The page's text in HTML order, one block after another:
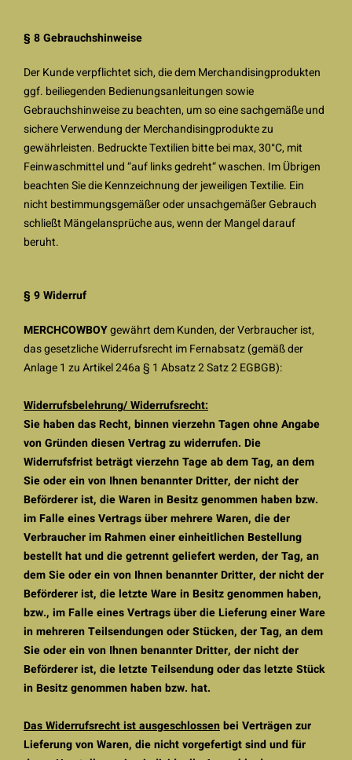
§ 8 Gebrauchshinweise
Der Kunde verpflichtet sich, die dem Merchandisingprodukten
ggf. beiliegenden Bedienungsanleitungen sowie
Gebrauchshinweise zu beachten, um so eine sachgemäße und
sichere Verwendung der Merchandisingprodukte zu
gewährleisten. Bedruckte Textilien bitte bei max, 30°C, mit
Feinwaschmittel und “auf links gedreht“ waschen. Im Übrigen
beachten Sie die Kennzeichnung der jeweiligen Textilie. Ein
nicht bestimmungsgemäßer oder unsachgemäßer Gebrauch
schließt Mängelansprüche aus, wenn der Mangel darauf
beruht.
§ 9 Widerruf
MERCHCOWBOYgewährt dem Kunden, der Verbraucher ist,
das gesetzliche Widerrufsrecht im Fernabsatz (gemäß der
Anlage 1 zu Artikel 246a § 1 Absatz 2 Satz 2 EGBGB):
Widerrufsbelehrung/ Widerrufsrecht:
Sie haben das Recht, binnen vierzehn Tagen ohne Angabe
von Gründen diesen Vertrag zu widerrufen. Die
Widerrufsfrist beträgt vierzehn Tage ab dem Tag, an dem
Sie oder ein von Ihnen benannter Dritter, der nicht der
Beförderer ist, die Waren in Besitz genommen haben bzw.
im Falle eines Vertrags über mehrere Waren, die der
Verbraucher im Rahmen einer einheitlichen Bestellung
bestellt hat und die getrennt geliefert werden, der Tag, an
dem Sie oder ein von Ihnen benannter Dritter, der nicht der
Beförderer ist, die letzte Ware in Besitz genommen haben,
bzw., im Falle eines Vertrags über die Lieferung einer Ware
in mehreren Teilsendungen oder Stücken, der Tag, an dem
Sie oder ein von Ihnen benannter Dritter, der nicht der
Beförderer ist, die letzte Teilsendung oder das letzte Stück
in Besitz genommen haben bzw. hat.
Das Widerrufsrecht ist ausgeschlossenbei Verträgen zur
Lieferung von Waren, die nicht vorgefertigt sind und für